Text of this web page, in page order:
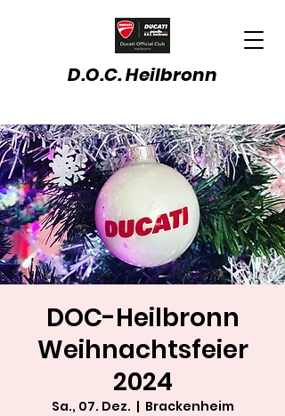
D.O.C. Heilbronn
DOC-Heilbronn
Weihnachtsfeier
2024
Sa., 07. Dez.
  |
Brackenheim